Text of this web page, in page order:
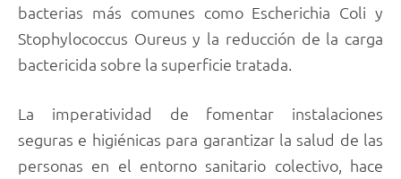
bacterias más comunes como Escherichia Coli y
Stophylococcus Oureus y la reducción de la carga
bactericida sobre la superficie tratada.
La imperatividad de fomentar instalaciones
seguras e higiénicas para garantizar la salud de las
personas en el entorno sanitario colectivo, hace